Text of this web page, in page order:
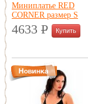
Миниплатье RED
CORNER размер S
4633 P
УБ.